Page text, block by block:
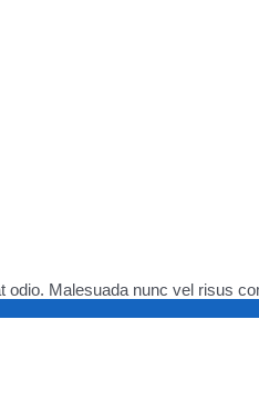
odio. Malesuada nunc vel risus